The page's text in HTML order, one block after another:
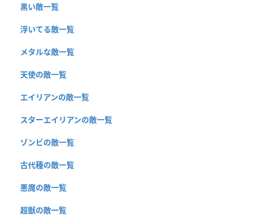
黒い敵一覧
浮いてる敵一覧
メタルな敵一覧
天使の敵一覧
エイリアンの敵一覧
スターエイリアンの敵一覧
ゾンビの敵一覧
古代種の敵一覧
悪魔の敵一覧
超獣の敵一覧